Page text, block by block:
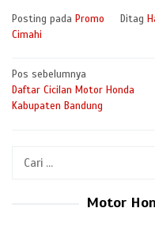
Posting pada Promo Ditag
Cimahi
Navigasi
pos
Pos sebelumnya
Daftar Cicilan Motor Honda
Kabupaten Bandung
Cari
Motor